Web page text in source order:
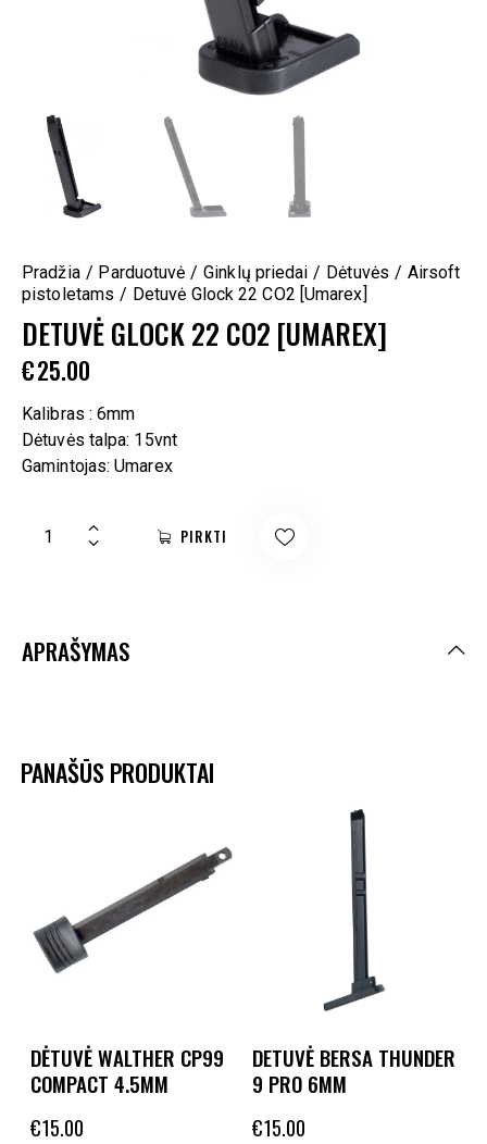
Pradžia Parduotuvė Ginklų priedai Dėtuvės
Airsoft
pistoletams
Detuvė Glock 22 CO2 [Umarex]
DETUVĖ GLOCK 22 CO2 [UMAREX]
€25.00
Kalibras : 6mm
Dėtuvės talpa: 15vnt
Gamintojas: Umarex
PIRKTI
APRAŠYMAS
PANAŠŪS PRODUKTAI
DĖTUVĖ WALTHER CP99
COMPACT 4.5MM
€15.00
DETUVĖ BERSA THUNDER
9 PRO 6MM
€15.00